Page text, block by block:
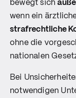
bewegt sich
wenn ein
strafrechtliche
ohne die
nationalen
Bei
notwendigen